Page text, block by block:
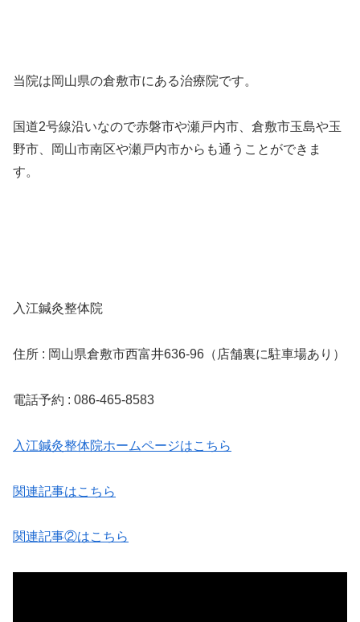
当院は岡山県の倉敷市にある治療院です。
国道2号線沿いなので赤磐市や瀬戸内市、倉敷市玉島や玉
野市、岡山市南区や瀬戸内市からも通うことができま
す。
入江鍼灸整体院
住所 : 岡山県倉敷市西富井636-96（店舗裏に駐車場あり）
電話予約 : 086-465-8583
入江鍼灸整体院ホームページはこちら
関連記事はこちら
関連記事②はこちら